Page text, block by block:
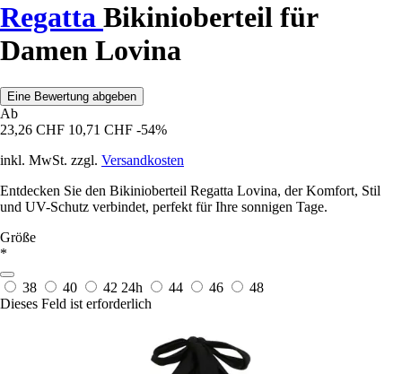
Regatta Bikinioberteil für
Damen Lovina
Eine Bewertung abgeben
Ab
23,26 CHF 10,71 CHF -54%
inkl. MwSt. zzgl. Versandkosten
Entdecken Sie den Bikinioberteil Regatta Lovina, der Komfort, Stil
und UV-Schutz verbindet, perfekt für Ihre sonnigen Tage.
Größe
*
38 40 42 24h 44 46
48
Dieses Feld ist erforderlich